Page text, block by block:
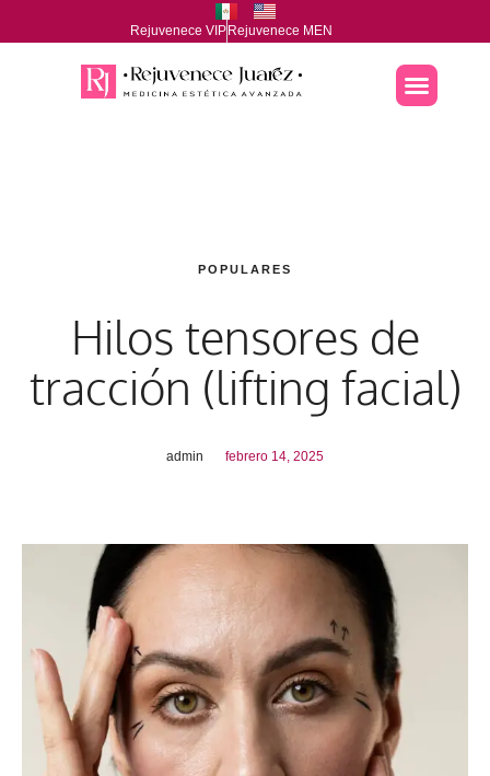
Rejuvenece VIPRejuvenece MEN
POPULARES
Hilos tensores de
tracción (lifting facial)
admin febrero 14, 2025